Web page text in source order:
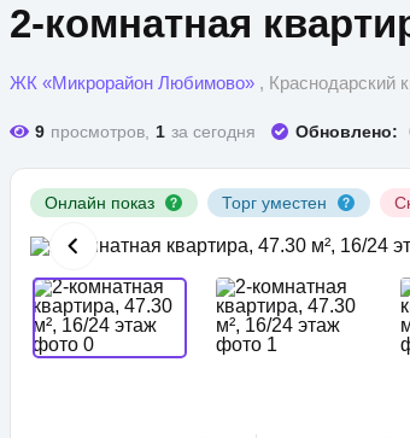
2-комнатная
ЖК «Микрорайон Любимово» , Краснодарский
9 просмотров, 1 за сегодня Обновлено:
Онлайн показ Торг уместен